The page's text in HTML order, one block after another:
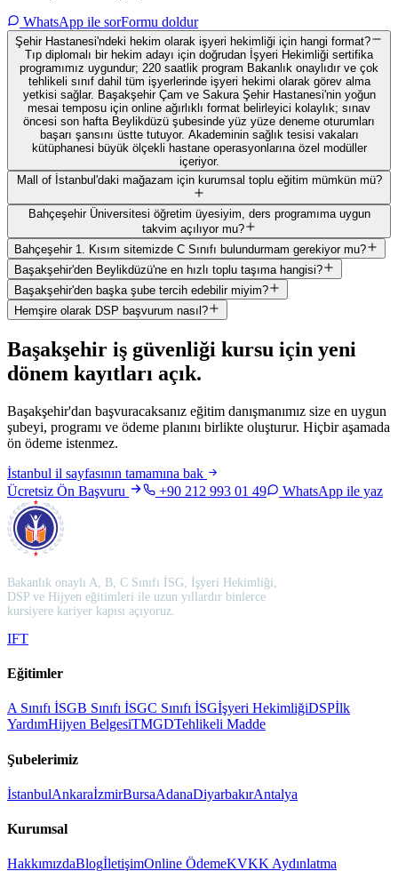
WhatsApp ile sorFormu doldur
Şehir Hastanesi'ndeki hekim olarak işyeri hekimliği için hangi format?
Tıp diplomalı bir hekim adayı için doğrudan İşyeri Hekimliği sertifika
programımız uygundur; 220 saatlik program Bakanlık onaylıdır ve çok
tehlikeli sınıf dahil tüm işyerlerinde işyeri hekimi olarak görev alma
yetkisi sağlar. Başakşehir Çam ve Sakura Şehir Hastanesi'nin yoğun
mesai temposu için online ağırlıklı format belirleyici kolaylık; sınav
öncesi son hafta Beylikdüzü şubesinde yüz yüze deneme oturumları
başarı şansını üstte tutuyor. Akademinin sağlık tesisi vakaları
kütüphanesi büyük ölçekli hastane operasyonlarına özel modüller
içeriyor.
Mall of İstanbul'daki mağazam için kurumsal toplu eğitim mümkün mü?
Bahçeşehir Üniversitesi öğretim üyesiyim, ders programıma uygun
takvim açılıyor mu?
Bahçeşehir 1. Kısım sitemizde C Sınıfı bulundurmam gerekiyor mu?
Başakşehir'den Beylikdüzü'ne en hızlı toplu taşıma hangisi?
Başakşehir'den başka şube tercih edebilir miyim?
Hemşire olarak DSP başvurum nasıl?
Başakşehir iş güvenliği kursu için yeni
dönem kayıtları açık.
Başakşehir'dan başvuracaksanız eğitim danışmanımız size en uygun
şubeyi, programı ve ödeme planını birlikte oluşturur. Hiçbir aşamada
ön ödeme istenmez.
İstanbul il sayfasının tamamına bak
Ücretsiz Ön Başvuru
+90 212 993 01 49 WhatsApp ile yaz
Bakanlık onaylı A, B, C Sınıfı İSG, İşyeri Hekimliği,
DSP ve Hijyen eğitimleri ile uzun yıllardır binlerce
kursiyere kariyer kapısı açıyoruz.
IFT
Eğitimler
A Sınıfı İSGB Sınıfı İSGC Sınıfı İSGİşyeri HekimliğiDSPİlk
YardımHijyen BelgesiTMGDTehlikeli Madde
Şubelerimiz
İstanbulAnkaraİzmirBursaAdanaDiyarbakırAntalya
Kurumsal
HakkımızdaBlogİletişimOnline ÖdemeKVKK Aydınlatma